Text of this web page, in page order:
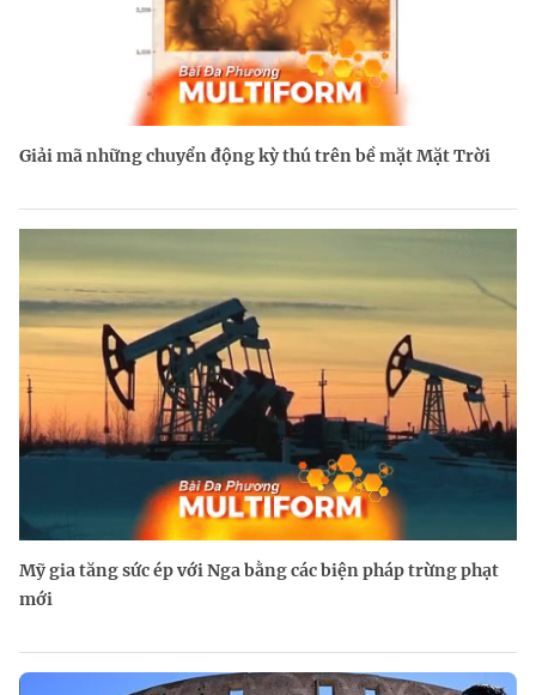
Giải mã những chuyển động kỳ thú trên bề mặt Mặt Trời
Mỹ gia tăng sức ép với Nga bằng các biện pháp trừng phạt
mới